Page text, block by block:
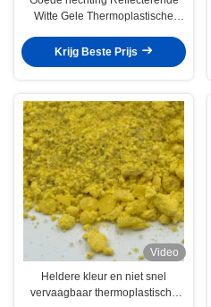
Witte Gele Thermoplastische
Krijg Beste Prijs
Video
Heldere kleur en niet snel
vervaagbaar thermoplastische